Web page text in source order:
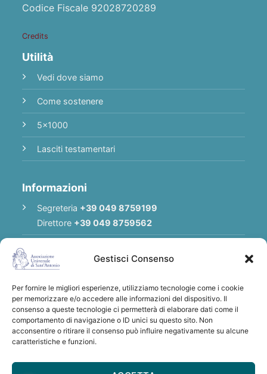
Gestisci Consenso
Per fornire le migliori esperienze, utilizziamo tecnologie come i cookie
per memorizzare e/o accedere alle informazioni del dispositivo. Il
consenso a queste tecnologie ci permetterà di elaborare dati come il
comportamento di navigazione o ID unici su questo sito. Non
acconsentire o ritirare il consenso può influire negativamente su alcune
caratteristiche e funzioni.
Codice Fiscale 92028720289
Credits
Utilità
Vedi dove siamo
Come sostenere
5x1000
Lasciti testamentari
Informazioni
Segreteria +39 049 8759199
Direttore +39 049 8759562
E-mail
Privacy Policy
Grazie per qualsiasi donazione a sostegno